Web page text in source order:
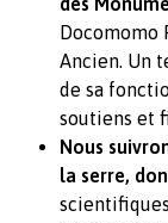
Docomomo
Ancien. Un
de sa
soutiens et
Nous
la serre,